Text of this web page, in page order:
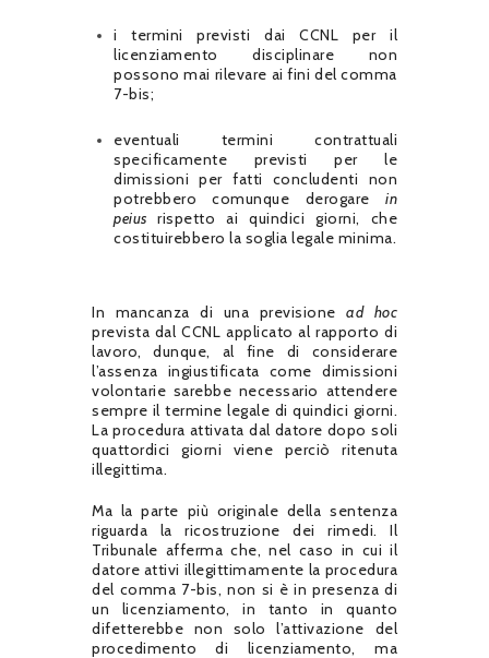
i termini previsti dai CCNL per il
licenziamento disciplinare non
possono mai rilevare ai fini del comma
7-bis;
eventuali termini contrattuali
specificamente previsti per le
dimissioni per fatti concludenti non
potrebbero comunque derogare in
peiusrispetto ai quindici giorni, che
costituirebbero la soglia legale minima.
In mancanza di una previsione ad hoc
prevista dal CCNL applicato al rapporto di
lavoro, dunque, al fine di considerare
l’assenza ingiustificata come dimissioni
volontarie sarebbe necessario attendere
sempre il termine legale di quindici giorni.
La procedura attivata dal datore dopo soli
quattordici giorni viene perciò ritenuta
illegittima.
Ma la parte più originale della sentenza
riguarda la ricostruzione dei rimedi. Il
Tribunale afferma che, nel caso in cui il
datore attivi illegittimamente la procedura
del comma 7-bis, non si è in presenza di
un licenziamento, in tanto in quanto
difetterebbe non solo l’attivazione del
procedimento di licenziamento, ma